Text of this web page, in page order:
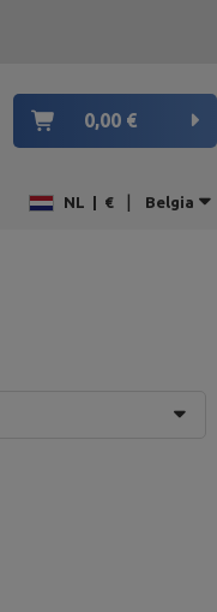
0,00 €
NL € | Belgia